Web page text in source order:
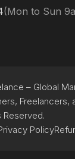
(Mon to Sun
Policy
– Global
Freelancers,
Reserved.